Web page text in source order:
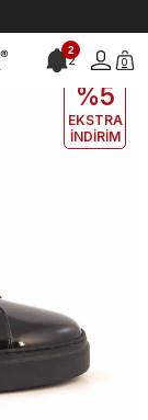
2
2 0
EKLE5
%5
EKSTRA
İNDİRİM